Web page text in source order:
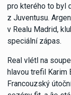
pro kterého to byl
z Juventusu.
v Realu Madrid,
speciální zápas.
Real vlétl na
hlavou trefil Karim
Francouzský